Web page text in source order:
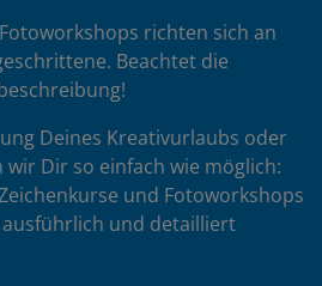
richten sich an
Beachtet die
Deines Kreativurlaubs oder
wir Dir so einfach wie möglich:
und Fotoworkshops
und detailliert